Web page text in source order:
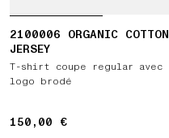
2100006 ORGANIC COTTON
JERSEY
T-shirt coupe regular avec
logo brodé
150,00 €
150,00 €